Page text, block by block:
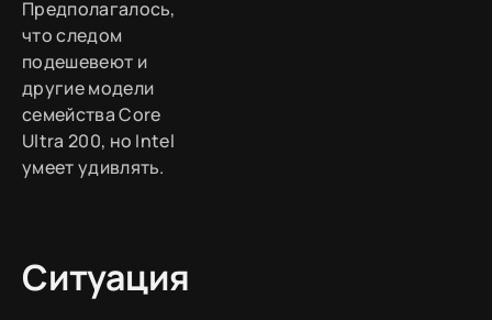
Предполагалось,
что следом
подешевеют и
другие модели
семейства Core
Ultra 200, но Intel
умеет удивлять.
Ситуация